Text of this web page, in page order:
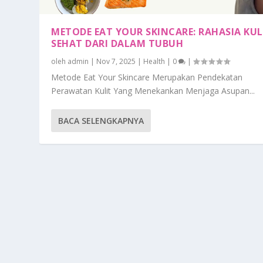
METODE EAT YOUR SKINCARE: RAHASIA
SEHAT DARI DALAM TUBUH
oleh admin | Nov 7, 2025 | Health | 0 |
Metode Eat Your Skincare Merupakan Pendekatan
Perawatan Kulit Yang Menekankan Menjaga Asupan...
BACA SELENGKAPNYA